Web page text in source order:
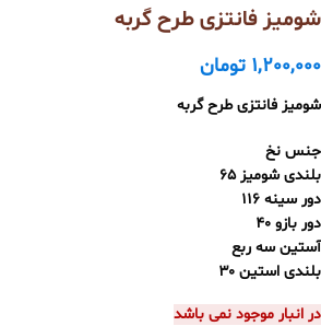
شومیز فانتزی طرح گربه
1,200,000 تومان
شومیز‌ فانتزی طرح گربه
جنس نخ
بلندی شومیز ۶۵
دور سینه ۱۱۶
دور بازو ۴۰
آستین سه ربع
بلندی استین ۳۰
در انبار موجود نمی باشد